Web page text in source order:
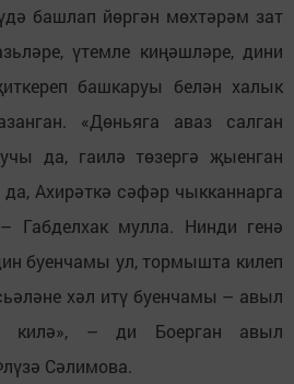
башлап йөргән мөхтәрәм зат
үтемле киңәшләре, дини
башкаруы белән халык
«Дөньяга аваз салган
да, гаилә төзергә җыенган
Ахирәткә сәфәр чыкканнарга
Габделхак мулла. Нинди генә
буенчамы ул, тормышта килеп
хәл итү буенчамы – авыл
килә», – ди Боерган авыл
Сәлимова.